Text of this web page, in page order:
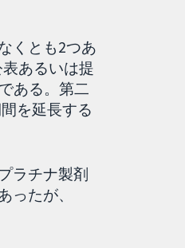
くとも2つあ
あるいは提
ある。第二
を延長する
ラチナ製剤
たが、